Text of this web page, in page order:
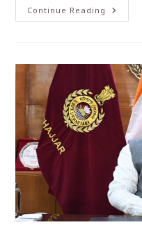
Continue Reading